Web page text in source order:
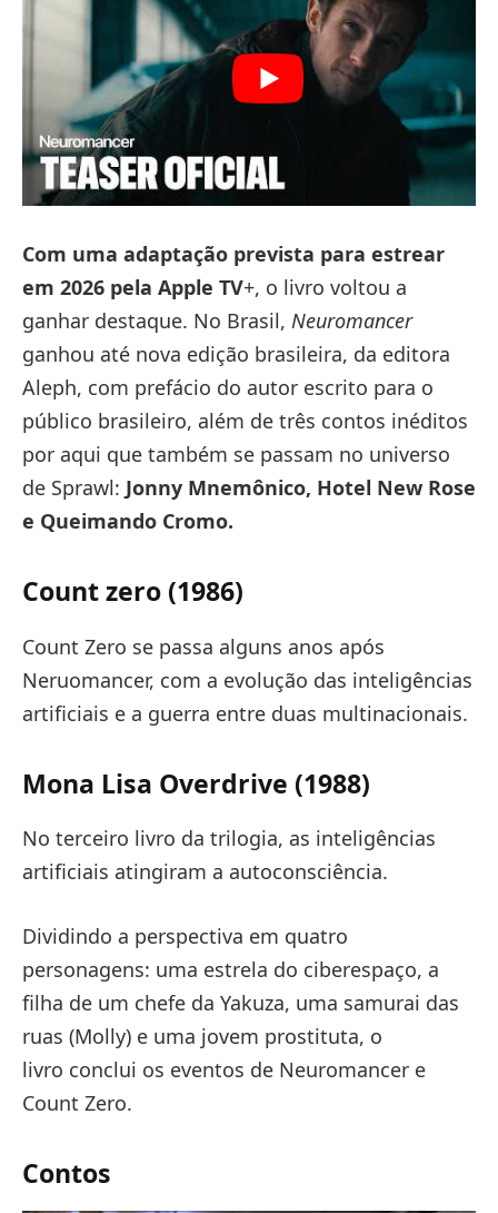
Com uma adaptação prevista para estrear
em 2026 pela Apple TV+, o livro voltou a
ganhar destaque. No Brasil, Neuromancer
ganhou até nova edição brasileira, da editora
Aleph, com prefácio do autor escrito para o
público brasileiro, além de três contos inéditos
por aqui que também se passam no universo
de Sprawl: Jonny Mnemônico, Hotel New Rose
e Queimando Cromo.
Count zero (1986)
Count Zero se passa alguns anos após
Neruomancer, com a evolução das inteligências
artificiais e a guerra entre duas multinacionais.
Mona Lisa Overdrive (1988)
No terceiro livro da trilogia, as inteligências
artificiais atingiram a autoconsciência.
Dividindo a perspectiva em quatro
personagens: uma estrela do ciberespaço, a
filha de um chefe da Yakuza, uma samurai das
ruas (Molly) e uma jovem prostituta, o
livro conclui os eventos de Neuromancer e
Count Zero.
Contos